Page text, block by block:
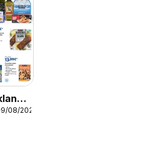
08/2026